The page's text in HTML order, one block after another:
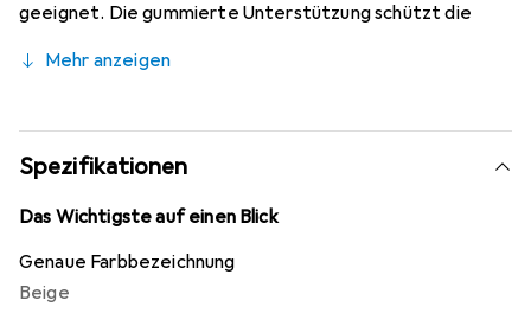
geeignet. Die gummierte Unterstützung schützt die
Gummipads für einen rutschfesten Halt auf jedem Tisch
Mehr anzeigen
Spezifikationen
Das Wichtigste auf einen Blick
Genaue Farbbezeichnung
Beige